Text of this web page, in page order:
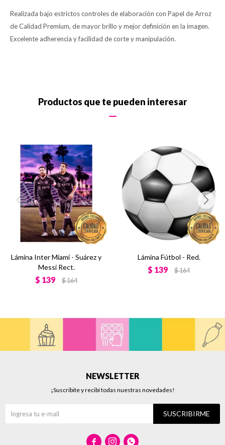
Realizada bajo estrictos controles de elaboración con Papel de Arroz
de Calidad Premium, de mayor brillo y mejor definición en la imagen.
Excelente adherencia y facilidad de corte y manipulación.
Productos que te pueden interesar
Lámina Inter Miami - Suárez y
Messi Rect.
$ 139 $164
Lámina Fútbol - Red.
$ 139 $164
NEWSLETTER
¡Suscribite y recibí todas nuestras novedades!
SUSCRIBIRME
  